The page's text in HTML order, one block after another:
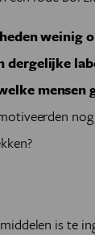
weinig
dergelijke
mensen
is te